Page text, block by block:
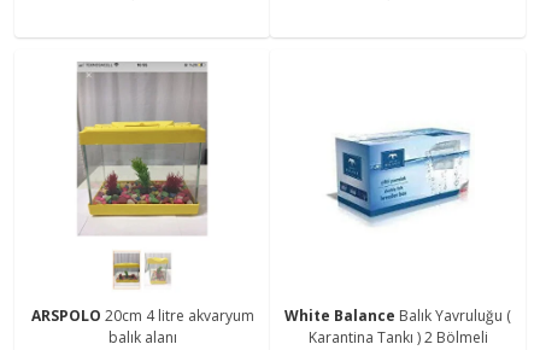
ARSPOLO 20cm 4 litre akvaryum
balık alanı
White Balance Balık Yavruluğu (
Karantina Tankı ) 2 Bölmeli